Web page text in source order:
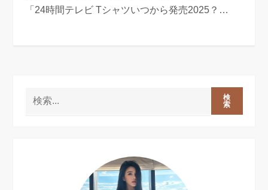
「24時間テレビ Tシャツいつから発売2025？…
検
索